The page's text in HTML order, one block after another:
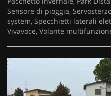
Sensore di pioggia,
system, Specchietti laterali
Vivavoce, Volante